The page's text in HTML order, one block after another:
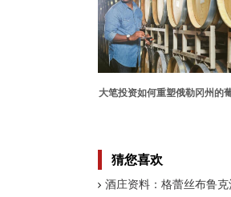
大笔投资如何重塑俄勒冈州的
猜您喜欢
酒庄资料：格蕾丝布鲁